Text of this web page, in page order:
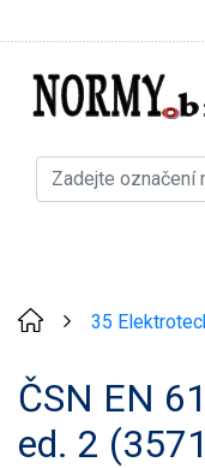
35
ČSN EN
ed. 2